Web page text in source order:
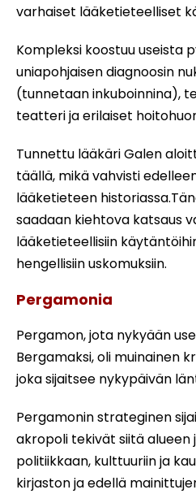
varhaiset lääketieteelliset
Kompleksi koostuu useista
uniapohjaisen diagnoosin
(tunnetaan inkuboinnina),
teatteri ja erilaiset
Tunnettu lääkäri Galen
täällä, mikä vahvisti
lääketieteen
saadaan kiehtova katsaus
lääketieteellisiin
hengellisiin uskomuksiin.
Pergamonia
Pergamon, jota nykyään
Bergamaksi, oli muinainen
joka sijaitsee nykypäivän
Pergamonin strateginen
akropoli tekivät siitä alueen
politiikkaan, kulttuuriin ja
kirjaston ja edellä